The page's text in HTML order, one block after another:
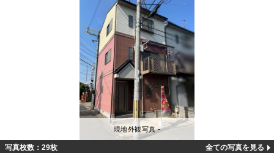
現地外観写真 -
写真枚数：29枚 全ての写真を見る